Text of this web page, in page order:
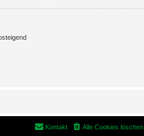
Alle Cookies löschen
Kontakt